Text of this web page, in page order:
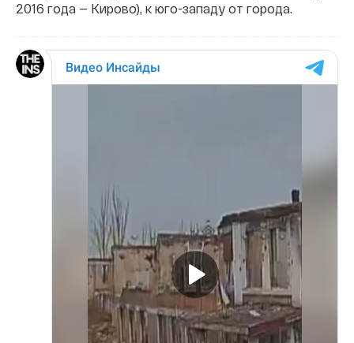
2016 года — Кирово), к юго-западу от города.